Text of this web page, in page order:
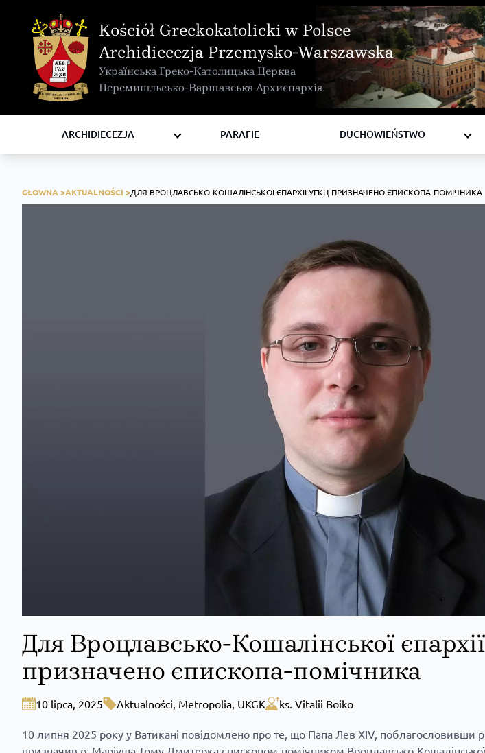
Kościół Greckokatolicki w Polsce
Archidiecezja Przemysko-Warszawska
Українська Греко-Католицька Церква
Перемишльсько-Варшавська Архиєпархія
ARCHIDIECEZJA
KURIA METROPOLITALNA
KAPITUŁA
KOMISJE I WYDZIAŁY
RADY
ZAKONY I ZGROMADZENIA
PARAFIE
DUCHOWIEŃSTWO
BISKUPI
KSIĘŻA
GŁOWNA >AKTUALNOŚCI >ДЛЯ ВРОЦЛАВСЬКО-КОШАЛІНСЬКОЇ ЄПАРХІЇ УГКЦ ПРИЗНАЧЕНО ЄПИСКОПА-ПОМІЧНИКА
Для Вроцлавсько-Кошалінської
призначено єпископа-помічника
10 lipca, 2025 Aktualności, Metropolia, UKGK ks. Vitalii Boiko
10 липня 2025 року у Ватикані повідомлено про те, що Папа Лев XIV, поблагословивши